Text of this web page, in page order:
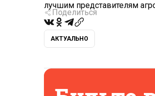
лучшим представителям
Поделиться
АКТУАЛЬНО